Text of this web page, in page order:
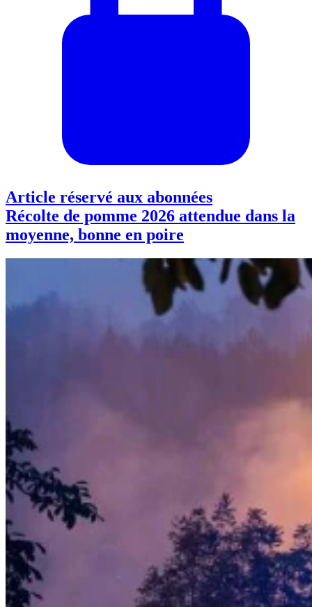
Article réservé aux abonnées
Récolte de pomme 2026 attendue dans la
moyenne, bonne en poire